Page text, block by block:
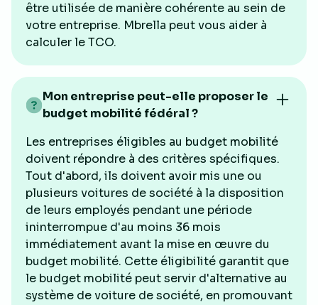
être utilisée de manière cohérente au sein de
votre entreprise. Mbrella peut vous aider à
calculer le TCO.
Mon entreprise peut-elle proposer le
budget mobilité fédéral ?
Les entreprises éligibles au budget mobilité
doivent répondre à des critères spécifiques.
Tout d'abord, ils doivent avoir mis une ou
plusieurs voitures de société à la disposition
de leurs employés pendant une période
ininterrompue d'au moins 36 mois
immédiatement avant la mise en œuvre du
budget mobilité. Cette éligibilité garantit que
le budget mobilité peut servir d'alternative au
système de voiture de société, en promouvant